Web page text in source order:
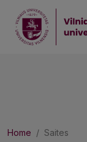
Home Saites